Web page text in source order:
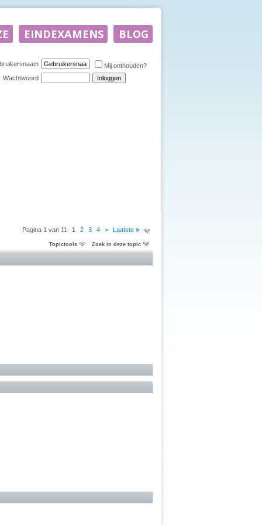
Mij onthouden?
Wachtwoord
Pagina 1 van 11 1 2 3 4 > Laatste »
Topictools Zoek in deze topic